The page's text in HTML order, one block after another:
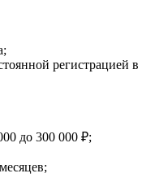
регистрацией в
до 300 000 ₽;